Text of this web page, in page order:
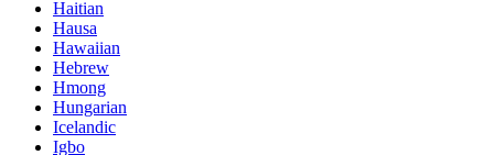
Haitian
Hausa
Hawaiian
Hebrew
Hmong
Hungarian
Icelandic
Igbo